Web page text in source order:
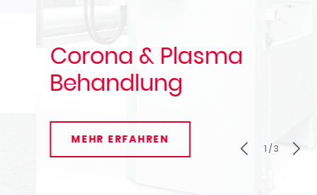
Corona & Plasma
Behandlung
MEHR ERFAHREN
2 / 3